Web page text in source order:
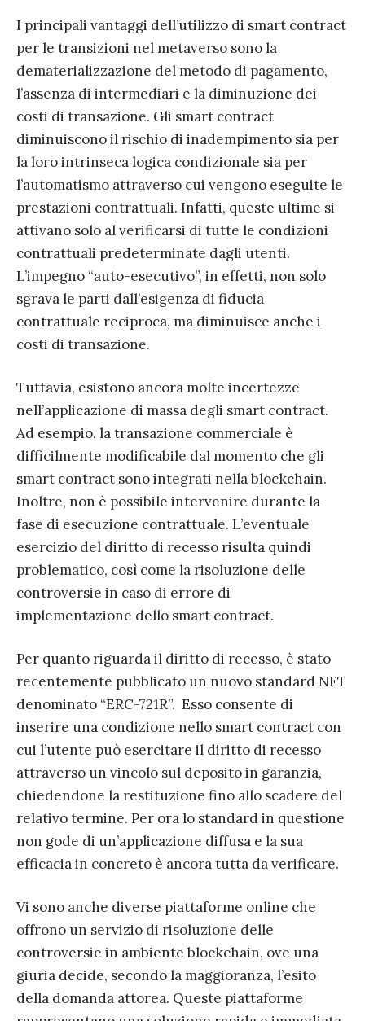
I principali vantaggi dell’utilizzo di smart contract
per le transizioni nel metaverso sono la
dematerializzazione del metodo di pagamento,
l’assenza di intermediari e la diminuzione dei
costi di transazione. Gli smart contract
diminuiscono il rischio di inadempimento sia per
la loro intrinseca logica condizionale sia per
l’automatismo attraverso cui vengono eseguite le
prestazioni contrattuali. Infatti, queste ultime si
attivano solo al verificarsi di tutte le condizioni
contrattuali predeterminate dagli utenti.
L’impegno “auto-esecutivo”, in effetti, non solo
sgrava le parti dall’esigenza di fiducia
contrattuale reciproca, ma diminuisce anche i
costi di transazione.
Tuttavia, esistono ancora molte incertezze
nell’applicazione di massa degli smart contract.
Ad esempio, la transazione commerciale è
difficilmente modificabile dal momento che gli
smart contract sono integrati nella blockchain.
Inoltre, non è possibile intervenire durante la
fase di esecuzione contrattuale. L’eventuale
esercizio del diritto di recesso risulta quindi
problematico, così come la risoluzione delle
controversie in caso di errore di
implementazione dello smart contract.
Per quanto riguarda il diritto di recesso, è stato
recentemente pubblicato un nuovo standard NFT
denominato “ERC-721R”. Esso consente di
inserire una condizione nello smart contract con
cui l’utente può esercitare il diritto di recesso
attraverso un vincolo sul deposito in garanzia,
chiedendone la restituzione fino allo scadere del
relativo termine. Per ora lo standard in questione
non gode di un’applicazione diffusa e la sua
efficacia in concreto è ancora tutta da verificare.
Vi sono anche diverse piattaforme online che
offrono un servizio di risoluzione delle
controversie in ambiente blockchain, ove una
giuria decide, secondo la maggioranza, l’esito
della domanda attorea. Queste piattaforme